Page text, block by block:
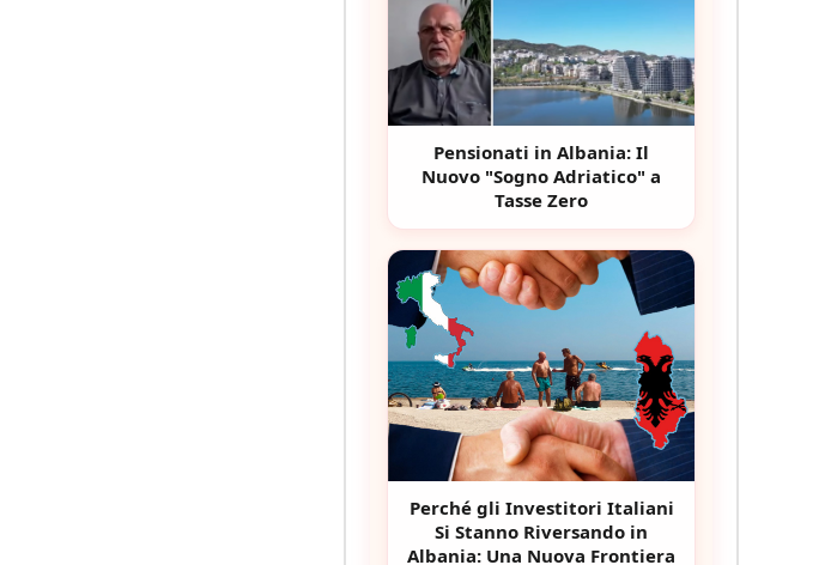
Pensionati in Albania: Il
Nuovo "Sogno Adriatico" a
Tasse Zero
Perché gli Investitori Italiani
Si Stanno Riversando in
Albania: Una Nuova Frontiera